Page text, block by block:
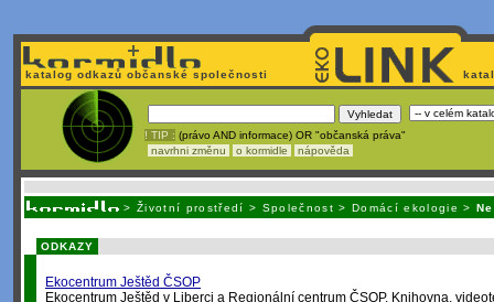
katalog odkazů občanské společnosti
! TIP : (právo AND informace) OR "občanská práva"
navrhni změnu
o kormidle nápověda
> Životní prostředí > Společnost >Domácí ekologie >
ODKAZY
Ekocentrum Ještěd ČSOP
Ekocentrum Ještěd v Liberci a Regionální centrum ČSOP. Knihovna,